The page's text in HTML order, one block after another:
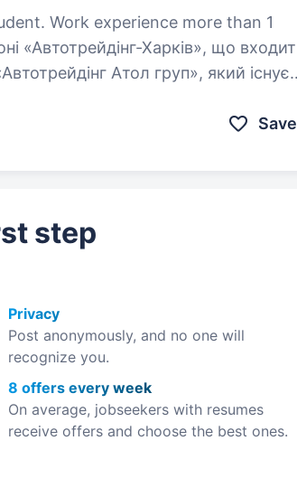
Work experience more than 1
Атол груп», який існує
Save
step
Privacy
Post anonymously, and no one will
recognize you.
8 offers every week
On average, jobseekers with resumes
receive offers and choose the best ones.